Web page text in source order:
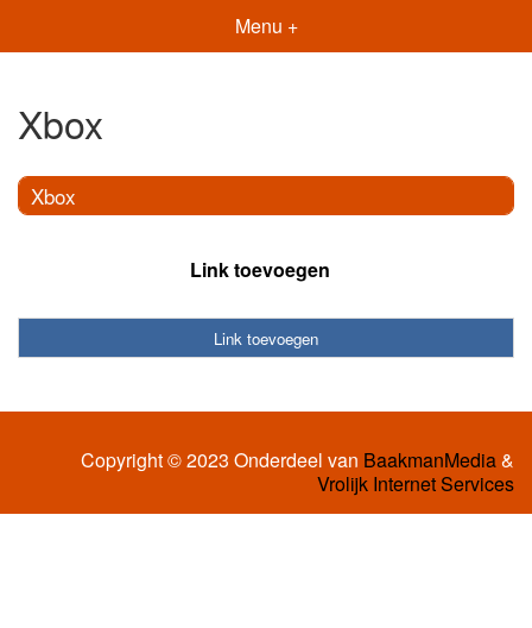
Menu +
Xbox
Xbox
Link toevoegen
Link toevoegen
Copyright © 2023 Onderdeel van BaakmanMedia&
Vrolijk Internet Services